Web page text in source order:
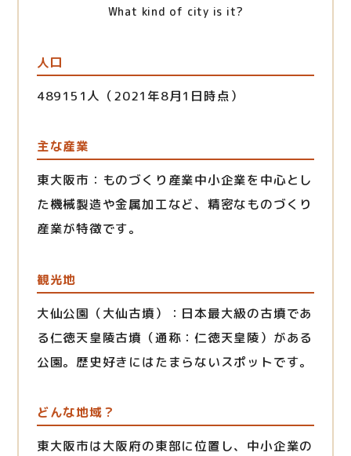
What kind of city is it?
人口
489151人（2021年8月1日時点）
主な産業
東大阪市：ものづくり産業中小企業を中心とし
た機械製造や金属加工など、精密なものづくり
産業が特徴です。
観光地
大仙公園（大仙古墳）：日本最大級の古墳であ
る仁徳天皇陵古墳（通称：仁徳天皇陵）がある
公園。歴史好きにはたまらないスポットです。
どんな地域？
東大阪市は大阪府の東部に位置し、中小企業の